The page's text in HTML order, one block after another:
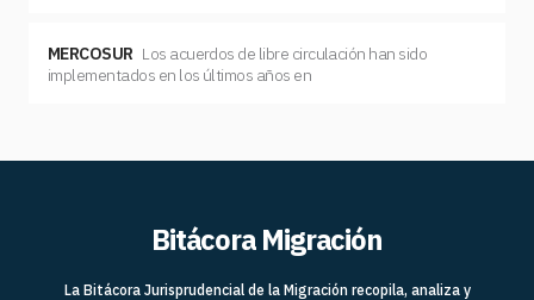
MERCOSUR Los acuerdos de libre circulación han sido
implementados en los últimos años en
Bitácora Migración
La Bitácora Jurisprudencial de la Migración recopila, analiza y